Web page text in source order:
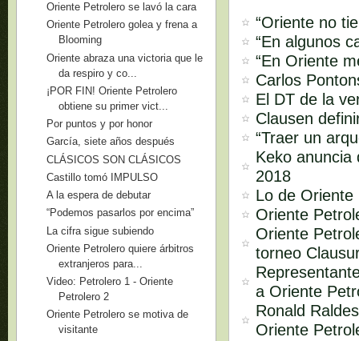
“Oriente no
“En algunos
“En Oriente
Carlos
El DT de la
Clausen
“Traer un
Keko anuncia
2018
Lo de
Oriente
Oriente
torneo
a Oriente
Ronald
Oriente
Oriente Petrolero se lavó la cara
Oriente Petrolero golea y frena a
Blooming
Oriente abraza una victoria que le
da respiro y co...
¡POR FIN! Oriente Petrolero
obtiene su primer vict...
Por puntos y por honor
García, siete años después
CLÁSICOS SON CLÁSICOS
Castillo tomó IMPULSO
A la espera de debutar
“Podemos pasarlos por encima”
La cifra sigue subiendo
Oriente Petrolero quiere árbitros
extranjeros para...
Video: Petrolero 1 - Oriente
Petrolero 2
Oriente Petrolero se motiva de
visitante